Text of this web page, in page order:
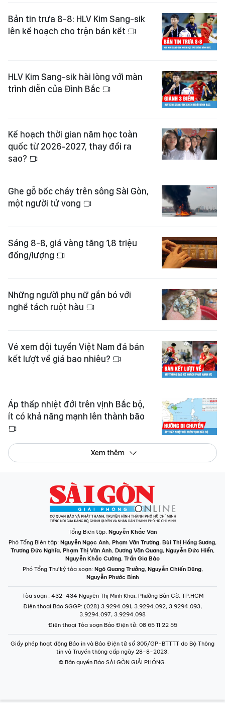
Bản tin trưa 8-8: HLV Kim Sang-sik
lên kế hoạch cho trận bán kết
HLV Kim Sang-sik hài lòng với màn
trình diễn của Đình Bắc
Kế hoạch thời gian năm học toàn
quốc từ 2026-2027, thay đổi ra
sao?
Ghe gỗ bốc cháy trên sông Sài Gòn,
một người tử vong
Sáng 8-8, giá vàng tăng 1,8 triệu
đồng/lượng
Những người phụ nữ gắn bó với
nghề tách ruột hàu
Vé xem đội tuyển Việt Nam đá bán
kết lượt về giá bao nhiêu?
Áp thấp nhiệt đới trên vịnh Bắc bộ,
ít có khả năng mạnh lên thành bão
Xem thêm
Tổng Biên tập: Nguyễn Khắc Văn
Phó Tổng Biên tập: Nguyễn Ngọc Anh, Phạm Văn Trường, Bùi Thị Hồng Sương,
Trương Đức Nghĩa, Phạm Thị Vân Anh, Dương Văn Quang, Nguyễn Đức Hiển,
Nguyễn Khắc Cường, Trần Gia Bảo
Phó Tổng Thư ký tòa soạn: Ngô Quang Trưởng, Nguyễn Chiến Dũng,
Nguyễn Phước Bình
Tòa soạn : 432-434 Nguyễn Thị Minh Khai, Phường Bàn Cờ, TP.HCM
Điện thoại Báo SGGP: (028) 3.9294.091, 3.9294.092, 3.9294.093,
3.9294.097, 3.9294.098
Điện thoại Tòa soạn Báo Điện tử: 08 65 11 22 55
Giấy phép hoạt động Báo in và Báo Điện tử số 305/GP-BTTTT do Bộ Thông
tin và Truyền thông cấp ngày 28-8-2023.
© Bản quyền Báo SÀI GÒN GIẢI PHÓNG.